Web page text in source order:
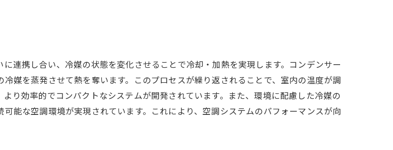
連携し合い、冷媒の状態を変化させることで冷却・加熱を実現します。コンデンサー
媒を蒸発させて熱を奪います。このプロセスが繰り返されることで、室内の温度が調
り効率的でコンパクトなシステムが開発されています。また、環境に配慮した冷媒の
能な空調環境が実現されています。これにより、空調システムのパフォーマンスが向